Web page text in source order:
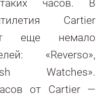
часов. В
Cartier
еще немало
«Reverso»,
Watches».
от Cartier —